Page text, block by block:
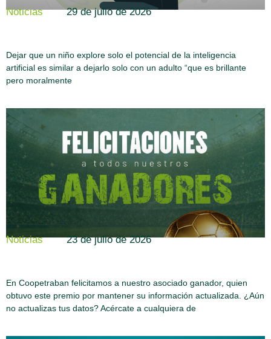
Noticias
Dejar que un niño explore solo el potencial de la inteligencia
artificial es similar a dejarlo solo con un adulto “que es brillante
pero moralmente
29 de julio de 2026
Noticias
En Coopetraban felicitamos a nuestro asociado ganador, quien
obtuvo este premio por mantener su información actualizada. ¿Aún
no actualizas tus datos? Acércate a cualquiera de
23 de julio de 2026